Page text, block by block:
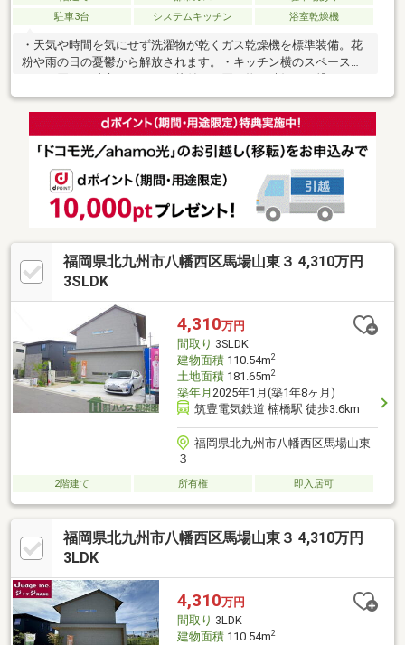
駐車3台
システムキッチン 浴室乾燥機
・天気や時間を気にせず洗濯物が乾くガス乾燥機を標準装備。花
粉や雨の日の憂鬱から解放されます。・キッチン横のスペースは
す。・食器洗乾燥機付きで家事負担が減り、家族と過ごすかけが
えのない時間が増えます。・高効率給湯器「エコワン」で、給湯
にかかる光熱費も抑えられます。ZEH住宅(高気密高断熱UA値
0.38)太陽光発電＋高効率給湯器エコワン・ガス乾燥機付き・照明
福岡県北九州市八幡西区馬場山東３ 4,310万円
3SLDK
4,310万円
間取り 3SLDK
建物面積110.54m2
土地面積181.65m2
築年月 2025年1月(築1年8ヶ月)
筑豊電気鉄道 楠橋駅 徒歩3.6km
福岡県北九州市八幡西区馬場山東
３
2階建て 所有権 即入居可
福岡県北九州市八幡西区馬場山東３ 4,310万円
3LDK
4,310万円
間取り 3LDK
建物面積110.54m2